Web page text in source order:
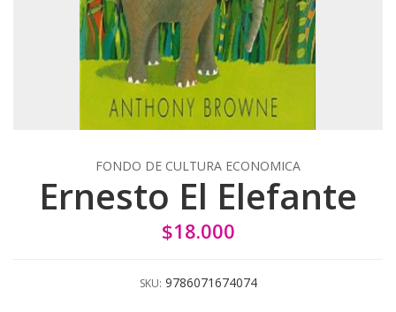
FONDO DE CULTURA ECONOMICA
Ernesto El Elefante
$18.000
SKU: 9786071674074